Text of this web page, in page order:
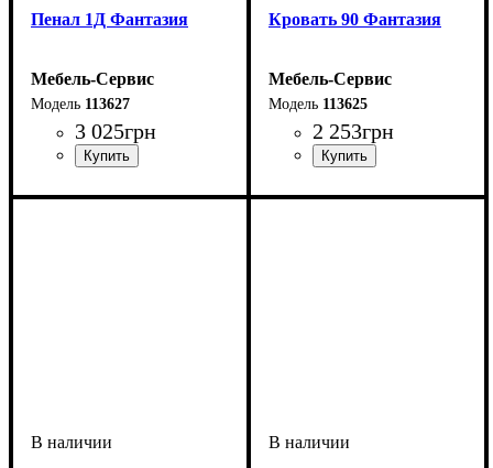
Пенал 1Д Фантазия
Мебель-Сервис
113627
3 025грн
Кровать 90 Фантазия
Мебель-Сервис
113625
2 253грн